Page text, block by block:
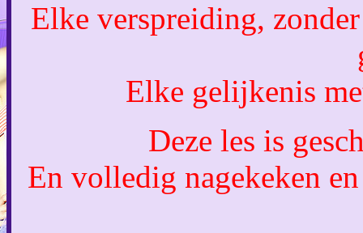
Elke verspreiding,
Elke gelijkenis
Deze les is
En volledig nagekeken